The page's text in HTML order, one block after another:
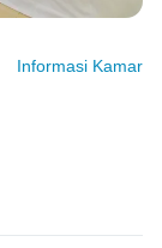
Informasi Kamar